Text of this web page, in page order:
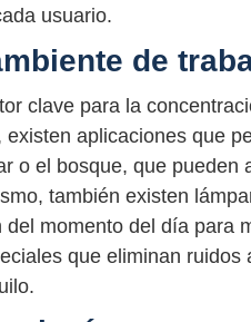
usuario.
de
clave para la
aplicaciones que
o el bosque, que pueden
también existen
momento del día para
que eliminan ruidos